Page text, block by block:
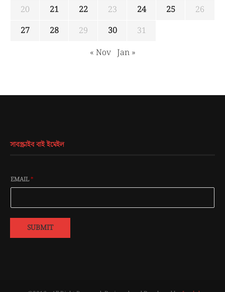
20
21 22 23 24 25
26
27
28 29 30
31
« Nov Jan »
সাবস্ক্রাইব বাই ইমেইল
EMAIL*
SUBMIT